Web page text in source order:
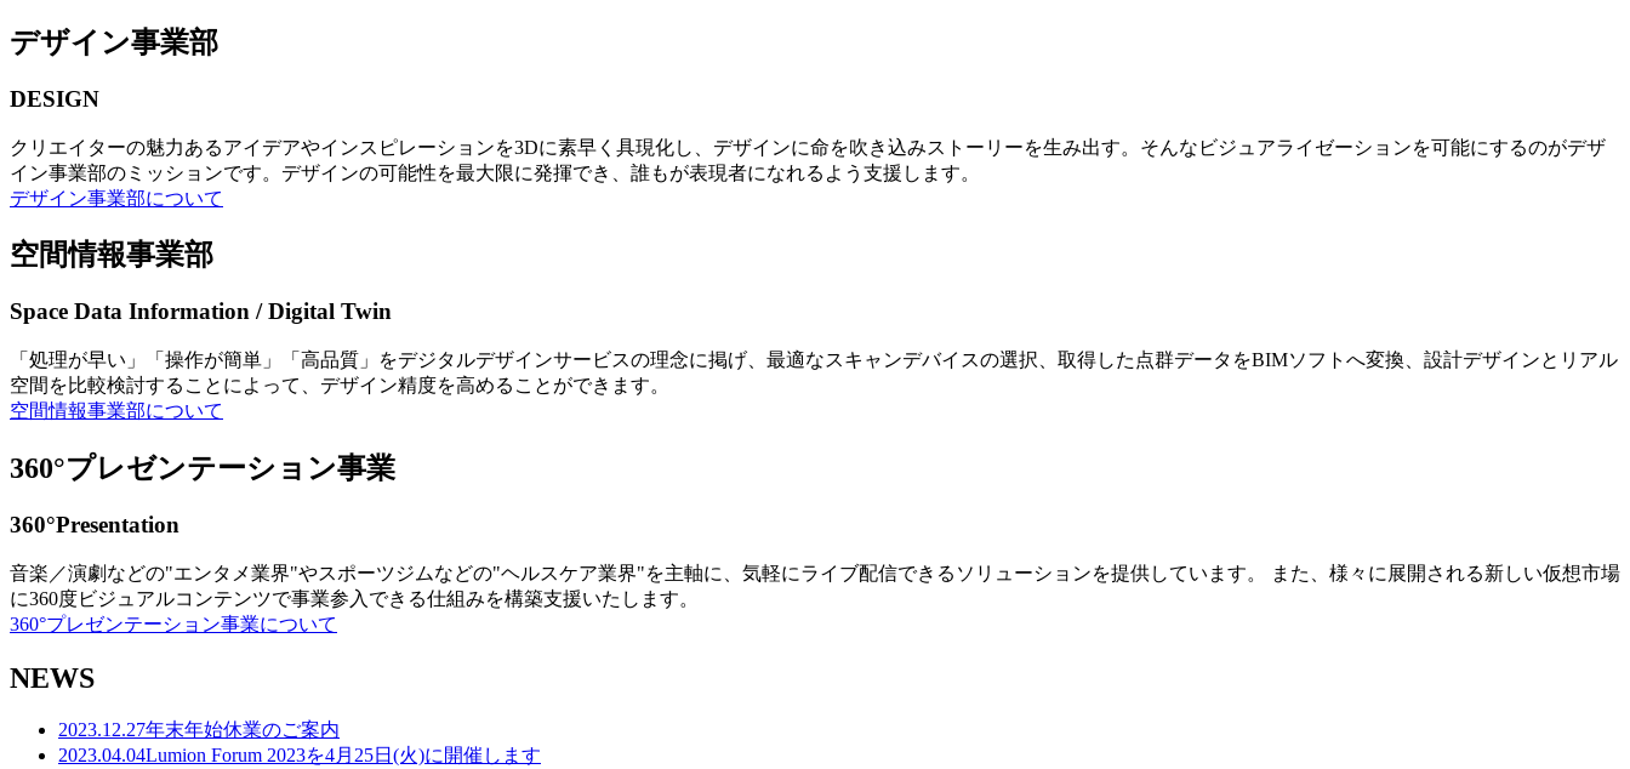
デザイン事業部
DESIGN
クリエイターの魅力あるアイデアやインスピレーションを3Dに素早く具現化し、デザインに命を吹き込みストーリーを生み出す。そんなビジュアライゼーションを可能にするのがデザ
イン事業部のミッションです。デザインの可能性を最大限に発揮でき、誰もが表現者になれるよう支援します。
デザイン事業部について
空間情報事業部
Space Data Information / Digital Twin
「処理が早い」「操作が簡単」「高品質」をデジタルデザインサービスの理念に掲げ、最適なスキャンデバイスの選択、取得した点群データをBIMソフトへ変換、設計デザインとリアル
空間を比較検討することによって、デザイン精度を高めることができます。
空間情報事業部について
360°プレゼンテーション事業
360°Presentation
音楽／演劇などの"エンタメ業界"やスポーツジムなどの"ヘルスケア業界"を主軸に、気軽にライブ配信できるソリューションを提供しています。 また、様々に展開される新しい仮想市場
に360度ビジュアルコンテンツで事業参入できる仕組みを構築支援いたします。
360°プレゼンテーション事業について
NEWS
2023.12.27年末年始休業のご案内
2023.04.04Lumion Forum 2023を4月25日(火)に開催します